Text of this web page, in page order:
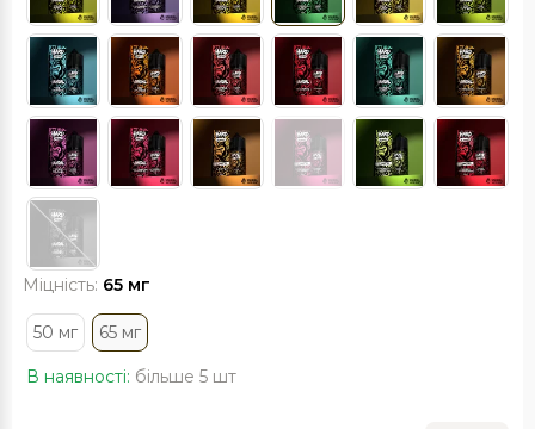
Міцність: 65 мг
50 мг 65 мг
В наявності: більше 5 шт